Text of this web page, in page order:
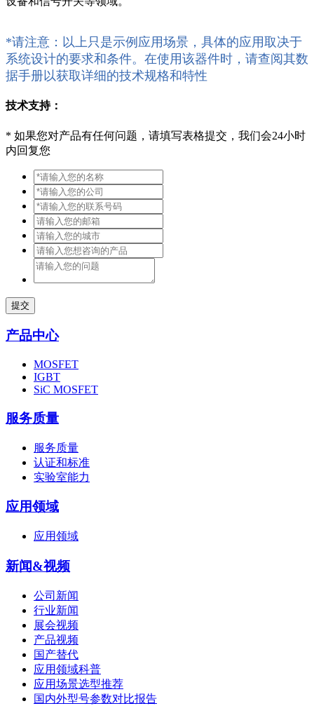
*请注意：以上只是示例应用场景，具体的应用取决于
系统设计的要求和条件。在使用该器件时，请查阅其数
据手册以获取详细的技术规格和特性
技术支持：
* 如果您对产品有任何问题，请填写表格提交，我们会24小时
内回复您
提交
产品中心
MOSFET
IGBT
SiC MOSFET
服务质量
服务质量
认证和标准
实验室能力
应用领域
应用领域
新闻&视频
公司新闻
行业新闻
展会视频
产品视频
国产替代
应用领域科普
应用场景选型推荐
国内外型号参数对比报告